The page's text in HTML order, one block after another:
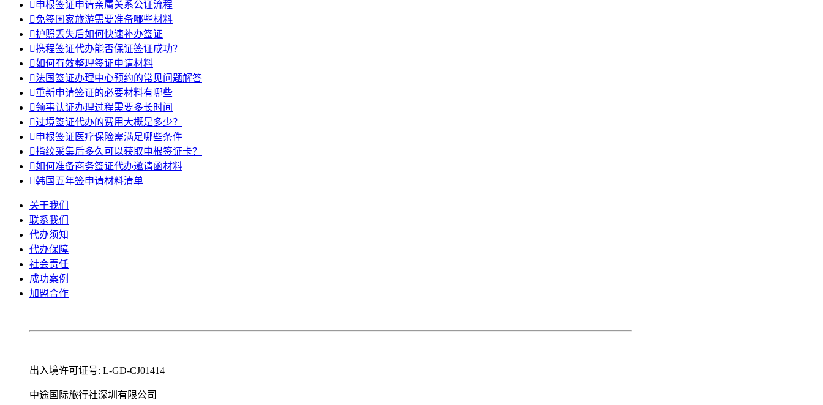
申根签证申请亲属关系公证流程
免签国家旅游需要准备哪些材料
护照丢失后如何快速补办签证
携程签证代办能否保证签证成功？
如何有效整理签证申请材料
法国签证办理中心预约的常见问题解答
重新申请签证的必要材料有哪些
领事认证办理过程需要多长时间
过境签证代办的费用大概是多少？
申根签证医疗保险需满足哪些条件
指纹采集后多久可以获取申根签证卡？
如何准备商务签证代办邀请函材料
韩国五年签申请材料清单
关于我们
联系我们
代办须知
代办保障
社会责任
成功案例
加盟合作
出入境许可证号: L-GD-CJ01414
中途国际旅行社深圳有限公司